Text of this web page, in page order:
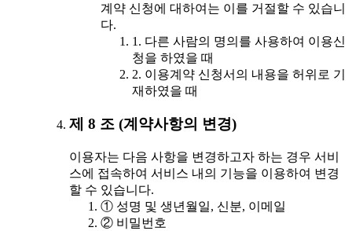
계약 신청에 대하여는 이를 거절할 수 있습니
다.
1. 다른 사람의 명의를 사용하여 이용신
청을 하였을 때
2. 이용계약 신청서의 내용을 허위로 기
재하였을 때
제 8 조 (계약사항의 변경)
이용자는 다음 사항을 변경하고자 하는 경우 서비
스에 접속하여 서비스 내의 기능을 이용하여 변경
할 수 있습니다.
① 성명 및 생년월일, 신분, 이메일
② 비밀번호